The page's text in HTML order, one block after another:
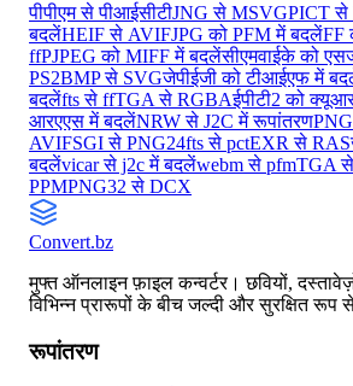
पीपीएम से पीआईसीटीJNG से MSVGPICT से
बदलेंHEIF से AVIFJPG को PFM में बदलेंFF
ffPJPEG को MIFF में बदलेंसीएमवाईके को
PS2BMP से SVGजेपीईजी को टीआईएफ में
बदलेंfts से ffTGA से RGBAईपीटी2 को
आरएएस में बदलेंNRW से J2C में रूपांतरण
AVIFSGI से PNG24fts से pctEXR से RAS
बदलेंvicar से j2c में बदलेंwebm से pfmTGA
PPMPNG32 से DCX
Convert.bz
मुफ्त ऑनलाइन फ़ाइल कन्वर्टर। छवियों,
विभिन्न प्रारूपों के बीच जल्दी और सुरक्षित रूप
रूपांतरण